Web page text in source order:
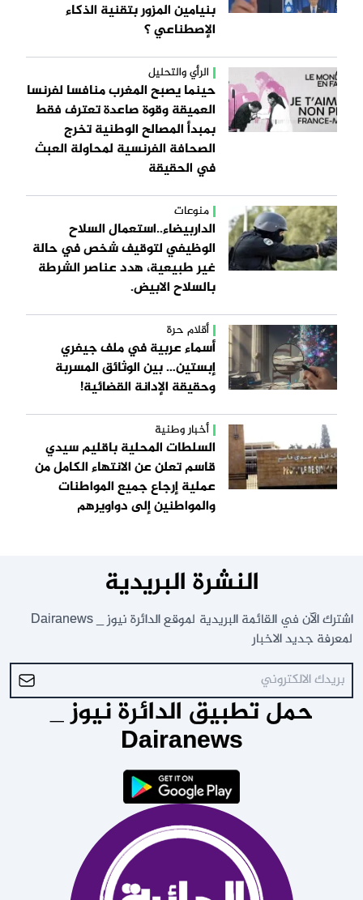
بنيامين المزور بتقنية الذكاء
الإصطناعي ؟
الرأي والتحليل
حينما يصبح المغرب منافسا لفرنسا
العميقة وقوة صاعدة تعترف فقط
بمبدأ المصالح الوطنية تخرج
الصحافة الفرنسية لمحاولة العبث
في الحقيقة
منوعات
الداربيضاء..استعمال السلاح
الوظيفي لتوقيف شخص في حالة
غير طبيعية، هدد عناصر الشرطة
بالسلاح الابيض.
أقلام حرة
أسماء عربية في ملف جيفري
إبستين… بين الوثائق المسربة
وحقيقة الإدانة القضائية!
أخبار وطنية
السلطات المحلية باقليم سيدي
قاسم تعلن عن الانتهاء الكامل من
عملية إرجاع جميع المواطنات
والمواطنين إلى دواويرهم
النشرة البريدية
اشترك الآن في القائمة البريدية لموقع الدائرة نيوز _ Dairanews
لمعرفة جديد الاخبار
حمل تطبيق الدائرة نيوز _
Dairanews